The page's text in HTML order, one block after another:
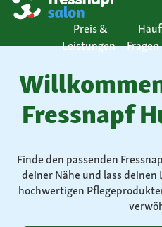
Preis &
Leistungen
Fragen
Fressnapf
Finde den passenden
deiner Nähe und lass
hochwertigen